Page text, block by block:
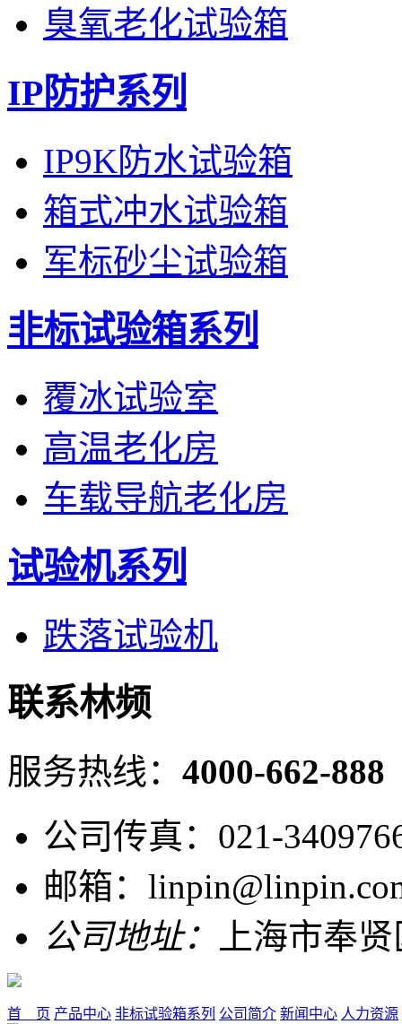
臭氧老化试验箱
IP防护系列
IP9K防水试验箱
箱式冲水试验箱
军标砂尘试验箱
非标试验箱系列
覆冰试验室
高温老化房
车载导航老化房
试验机系列
跌落试验机
联系林频
服务热线： 4000-662-888
公司传真：021-
邮箱：
公司地址：
上海市奉
首 页 产品中心 非标试验箱系列 公司简介 新闻中心 人力资源